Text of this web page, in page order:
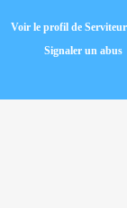
Voir le profil de
Signaler un abus